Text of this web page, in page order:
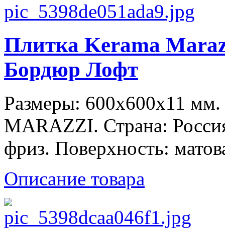
Плитка Kerama
Бордюр Лофт
Размеры: 600x600x11
MARAZZI. Страна:
фриз. Поверхность:
Описание товара